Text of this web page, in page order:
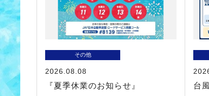
その他
2026.08.08
『夏季休業のお知らせ』 台